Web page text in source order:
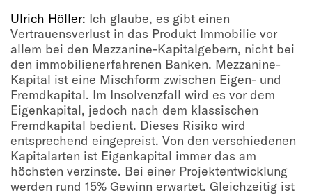
Ulrich Höller: Ich glaube, es gibt einen
Vertrauensverlust in das Produkt Immobilie vor
allem bei den Mezzanine-Kapitalgebern, nicht bei
den immobilienerfahrenen Banken. Mezzanine-
Kapital ist eine Mischform zwischen Eigen- und
Fremdkapital. Im Insolvenzfall wird es vor dem
Eigenkapital, jedoch nach dem klassischen
Fremdkapital bedient. Dieses Risiko wird
entsprechend eingepreist. Von den verschiedenen
Kapitalarten ist Eigenkapital immer das am
höchsten verzinste. Bei einer Projektentwicklung
werden rund 15% Gewinn erwartet. Gleichzeitig ist